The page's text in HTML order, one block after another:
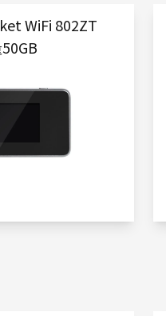
WiFi 802ZT